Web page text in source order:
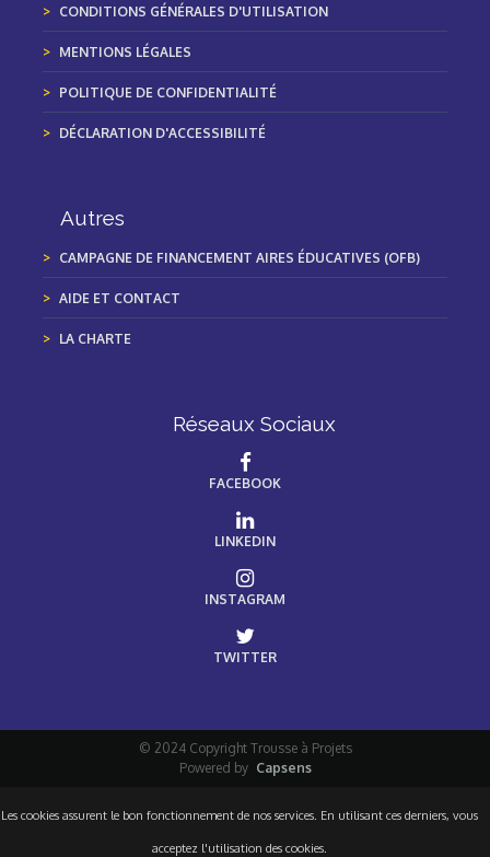
CONDITIONS GÉNÉRALES D'UTILISATION
MENTIONS LÉGALES
POLITIQUE DE CONFIDENTIALITÉ
DÉCLARATION D'ACCESSIBILITÉ
Autres
CAMPAGNE DE FINANCEMENT AIRES ÉDUCATIVES (OFB)
AIDE ET CONTACT
LA CHARTE
Réseaux Sociaux
FACEBOOK
LINKEDIN
INSTAGRAM
TWITTER
© 2024 Copyright Trousse à Projets
Powered by Capsens
Les cookies assurent le bon fonctionnement de nos services. En utilisant ces derniers, vous
acceptez l'utilisation des cookies.